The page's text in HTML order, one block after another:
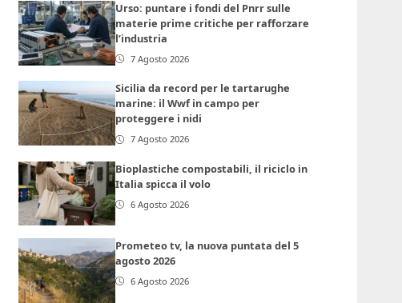
Urso: puntare i fondi del Pnrr sulle
materie prime critiche per rafforzare
l’industria
7 Agosto 2026
Sicilia da record per le tartarughe
marine: il Wwf in campo per
proteggere i nidi
7 Agosto 2026
Bioplastiche compostabili, il riciclo in
Italia spicca il volo
6 Agosto 2026
Prometeo tv, la nuova puntata del 5
agosto 2026
6 Agosto 2026